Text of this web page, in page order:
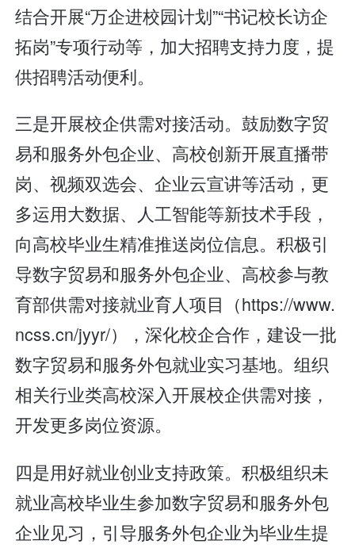
结合开展“万企进校园计划”“书记校长访企
拓岗”专项行动等，加大招聘支持力度，提
供招聘活动便利。
三是开展校企供需对接活动。鼓励数字贸
易和服务外包企业、高校创新开展直播带
岗、视频双选会、企业云宣讲等活动，更
多运用大数据、人工智能等新技术手段，
向高校毕业生精准推送岗位信息。积极引
导数字贸易和服务外包企业、高校参与教
育部供需对接就业育人项目（https://www.
ncss.cn/jyyr/），深化校企合作，建设一批
数字贸易和服务外包就业实习基地。组织
相关行业类高校深入开展校企供需对接，
开发更多岗位资源。
四是用好就业创业支持政策。积极组织未
就业高校毕业生参加数字贸易和服务外包
企业见习，引导服务外包企业为毕业生提